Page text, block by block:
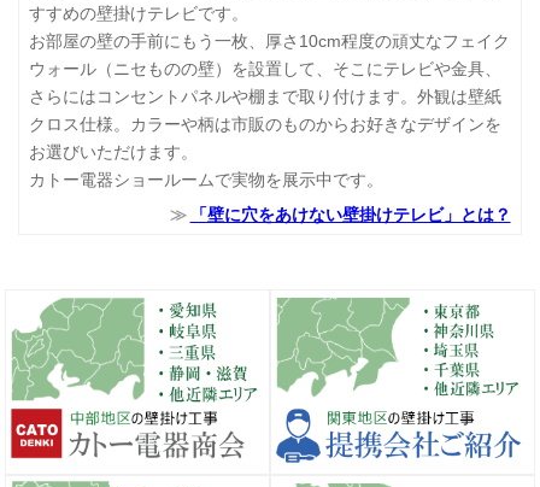
すすめの壁掛けテレビです。
お部屋の壁の手前にもう一枚、厚さ10cm程度の頑丈なフェイク
ウォール（ニセものの壁）を設置して、そこにテレビや金具、
さらにはコンセントパネルや棚まで取り付けます。外観は壁紙
クロス仕様。カラーや柄は市販のものからお好きなデザインを
お選びいただけます。
カトー電器ショールームで実物を展示中です。
「壁に穴をあけない壁掛けテレビ」とは？